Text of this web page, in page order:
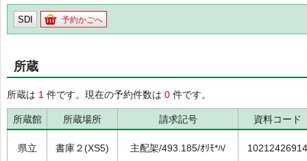
SDI 予約かごへ
所蔵
所蔵は 1 件です。現在の予約件数は 0 件です。
所蔵館 所蔵場所 請求記号 資料コード
県立 書庫２(XS5) 主配架/493.185/ｵﾘﾓ*ﾊ/ 10212426914